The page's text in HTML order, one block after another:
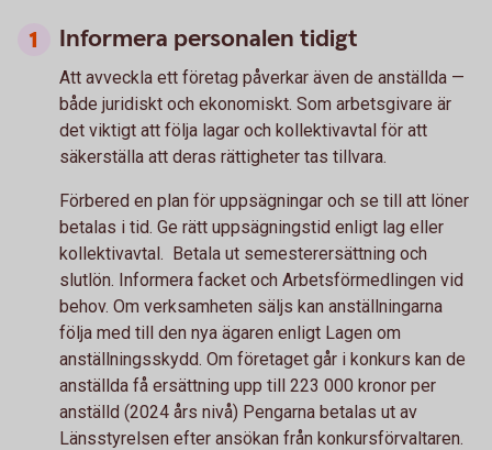
Informera personalen tidigt
Att avveckla ett företag påverkar även de anställda —
både juridiskt och ekonomiskt. Som arbetsgivare är
det viktigt att följa lagar och kollektivavtal för att
säkerställa att deras rättigheter tas tillvara.
Förbered en plan för uppsägningar och se till att löner
betalas i tid. Ge rätt uppsägningstid enligt lag eller
kollektivavtal. Betala ut semesterersättning och
slutlön. Informera facket och Arbetsförmedlingen vid
behov. Om verksamheten säljs kan anställningarna
följa med till den nya ägaren enligt Lagen om
anställningsskydd. Om företaget går i konkurs kan de
anställda få ersättning upp till 223 000 kronor per
anställd (2024 års nivå) Pengarna betalas ut av
Länsstyrelsen efter ansökan från konkursförvaltaren.